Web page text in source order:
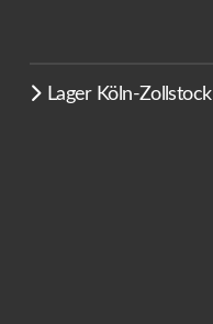
Lager Köln-Zollstock